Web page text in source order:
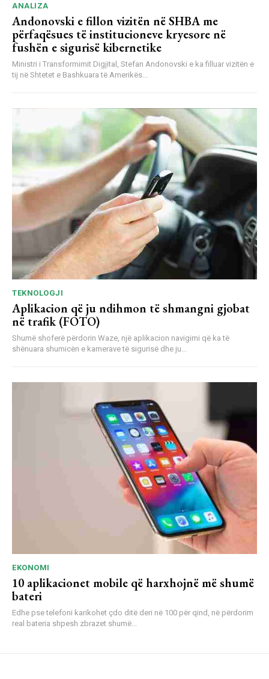
ANALIZA
Andonovski e fillon vizitën në SHBA me
përfaqësues të institucioneve kryesore në
fushën e sigurisë kibernetike
Ministri i Transformimit Digjital, Stefan Andonovski e ka filluar vizitën e
tij në Shtetet e Bashkuara të Amerikës...
TEKNOLOGJI
Aplikacion që ju ndihmon të shmangni gjobat
në trafik (FOTO)
Shumë shoferë përdorin Waze, një aplikacion navigimi që ka të
shënuara shumicën e kamerave të sigurisë dhe ju...
EKONOMI
10 aplikacionet mobile që harxhojnë më shumë
bateri
Edhe pse telefoni karikohet çdo ditë deri në 100 për qind, në përdorim
real bateria shpesh zbrazet shumë...